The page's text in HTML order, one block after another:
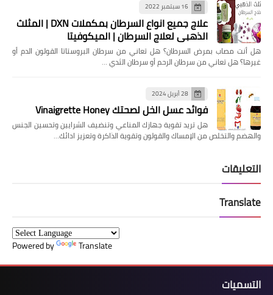
16 سبتمبر 2022
علاج جميع انواع السرطان بمكملات DXN | المثلث
الذهبي لعلاج السرطان | الميكوفيتا
هل ‏أنت مصاب بمرض السرطان؟ هل تعاني من سرطان البروستاتا القولون الدم أو
غيرها؟ ‏هل تعاني من سرطان الرحم أو سرطان الثدي …
28 أبريل 2024
فوائد عسل الخل لصحتك Vinaigrette Honey
هل تريد تقوية جهازك المناعي وتنضيف الشرايين وتحسين الجنس
والهضم والتخلص من الإمساك والقولون وتقوية الذاكرة وتعزيز ادائك…
التعليقات
Translate
Powered by Translate
التسميات